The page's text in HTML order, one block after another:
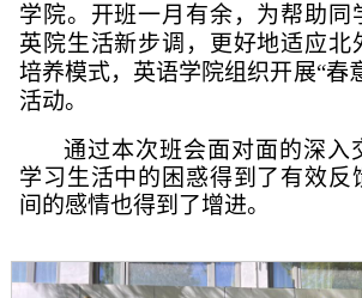
学院。开班一月有余，为帮助同
英院生活新步调，更好地适应北
培养模式，英语学院组织开展“春
活动。
通过本次班会面对面的深入
学习生活中的困惑得到了有效反
间的感情也得到了增进。